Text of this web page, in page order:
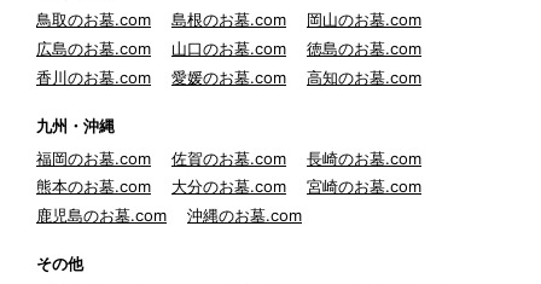
鳥取のお墓.com
島根のお墓.com
岡山のお墓.com
広島のお墓.com
山口のお墓.com
徳島のお墓.com
香川のお墓.com
愛媛のお墓.com 高知のお墓.com
九州・沖縄
福岡のお墓.com
佐賀のお墓.com
長崎のお墓.com
熊本のお墓.com
大分のお墓.com
宮崎のお墓.com
鹿児島のお墓.com
沖縄のお墓.com
その他